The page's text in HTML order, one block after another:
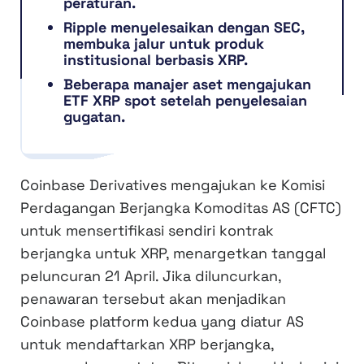
Ripple menyelesaikan dengan SEC,
membuka jalur untuk produk
institusional berbasis XRP.
Beberapa manajer aset mengajukan
ETF XRP spot setelah penyelesaian
gugatan.
Coinbase Derivatives mengajukan ke Komisi
Perdagangan Berjangka Komoditas AS (CFTC)
untuk mensertifikasi sendiri kontrak
berjangka untuk XRP, menargetkan tanggal
peluncuran 21 April. Jika diluncurkan,
penawaran tersebut akan menjadikan
Coinbase platform kedua yang diatur AS
untuk mendaftarkan XRP berjangka,